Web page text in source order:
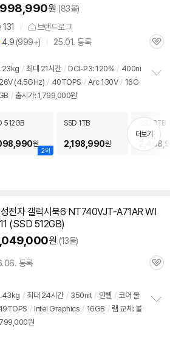
원 (83몰)
131 브랜드로그
4.9 (상
리
뷰
999+) 25.01. 등록
관
/ 최대 21시간 / DCI-P3: 120% / 400ni
(4.5GHz) / 40TOPS / Arc 130V / 16G
/ 출시가: 1,799,000원
치
기
2위
512GB
원
SSD 1TB
2,198,990원
SSD 2TB
더보기
전자 갤럭시북6 NT740VJT-A71AR WI
(SSD 512GB)
원 (13몰)
등록
관
/ 최대 24시간 / 350nit / 인텔 / 코어 울
/ Intel Graphics / 16GB / 램 교체: 불
원